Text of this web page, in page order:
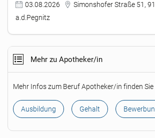
03.08.2026
Simonshofer Straße 51,
a.d.Pegnitz
Mehr zu Apotheker/in
Mehr Infos zum Beruf Apotheker/in finden Sie
Ausbildung Gehalt